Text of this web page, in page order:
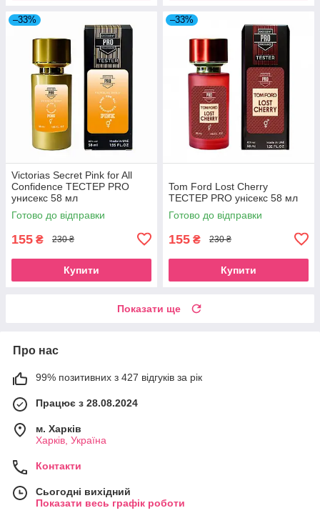
–33%
Victorias Secret Pink for All
Confidence ТЕСТЕР PRO
унисекс 58 мл
Готово до відправки
155 ₴ 230 ₴
Купити
–33%
Tom Ford Lost Cherry
ТЕСТЕР PRO унісекс 58 мл
Готово до відправки
155 ₴ 230 ₴
Купити
Показати ще
Про нас
99% позитивних з 427 відгуків за рік
Працює з 28.08.2024
м. Харків
Харків, Україна
Контакти
Сьогодні вихідний
Показати весь графік роботи